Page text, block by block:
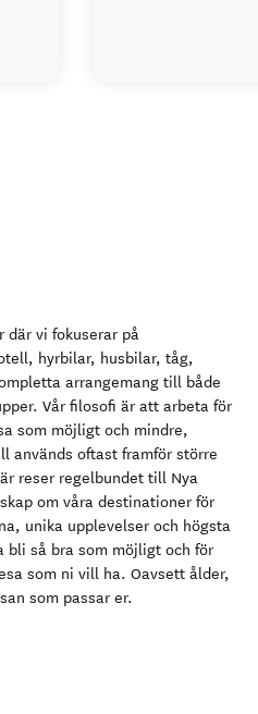
där vi fokuserar på
hyrbilar, husbilar, tåg,
arrangemang till både
Vår filosofi är att arbeta för
som möjligt och mindre,
används oftast framför större
reser regelbundet till Nya
om våra destinationer för
unika upplevelser och högsta
bli så bra som möjligt och för
som ni vill ha. Oavsett ålder,
som passar er.